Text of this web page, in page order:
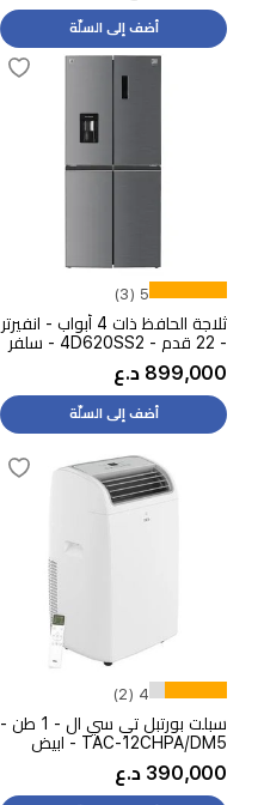
أضف إلى السلّة
5 (3)
ثلاجة الحافظ ذات 4 أبواب - انفيرتر
- 22 قدم - 4D620SS2 - سلفر
899,000 د.ع
أضف إلى السلّة
4 (2)
سبلت بورتبل تي سي ال - 1 طن -
TAC-12CHPA/DM5 - ابيض
390,000 د.ع